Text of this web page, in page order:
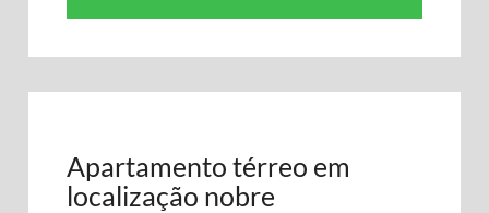
Apartamento térreo em
localização nobre